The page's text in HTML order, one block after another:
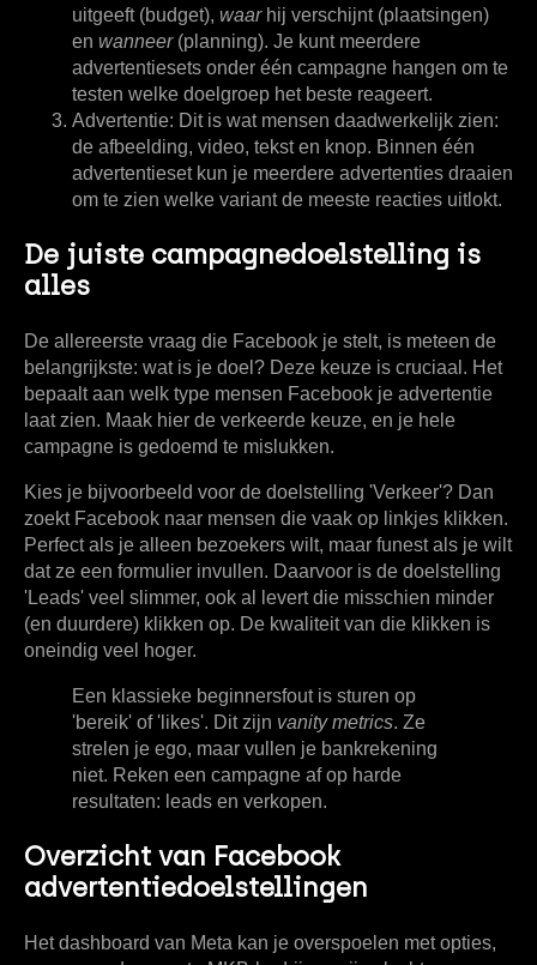
uitgeeft (budget), waarhij verschijnt (plaatsingen)
en wanneer(planning). Je kunt meerdere
advertentiesets onder één campagne hangen om te
testen welke doelgroep het beste reageert.
Advertentie: Dit is wat mensen daadwerkelijk zien:
de afbeelding, video, tekst en knop. Binnen één
advertentieset kun je meerdere advertenties draaien
om te zien welke variant de meeste reacties uitlokt.
De juiste campagnedoelstelling is
alles
De allereerste vraag die Facebook je stelt, is meteen de
belangrijkste: wat is je doel? Deze keuze is cruciaal. Het
bepaalt aan welk type mensen Facebook je advertentie
laat zien. Maak hier de verkeerde keuze, en je hele
campagne is gedoemd te mislukken.
Kies je bijvoorbeeld voor de doelstelling 'Verkeer'? Dan
zoekt Facebook naar mensen die vaak op linkjes klikken.
Perfect als je alleen bezoekers wilt, maar funest als je wilt
dat ze een formulier invullen. Daarvoor is de doelstelling
'Leads' veel slimmer, ook al levert die misschien minder
(en duurdere) klikken op. De kwaliteit van die klikken is
oneindig veel hoger.
Een klassieke beginnersfout is sturen op
'bereik' of 'likes'. Dit zijn vanity metrics. Ze
strelen je ego, maar vullen je bankrekening
niet. Reken een campagne af op harde
resultaten: leads en verkopen.
Overzicht van Facebook
advertentiedoelstellingen
Het dashboard van Meta kan je overspoelen met opties,